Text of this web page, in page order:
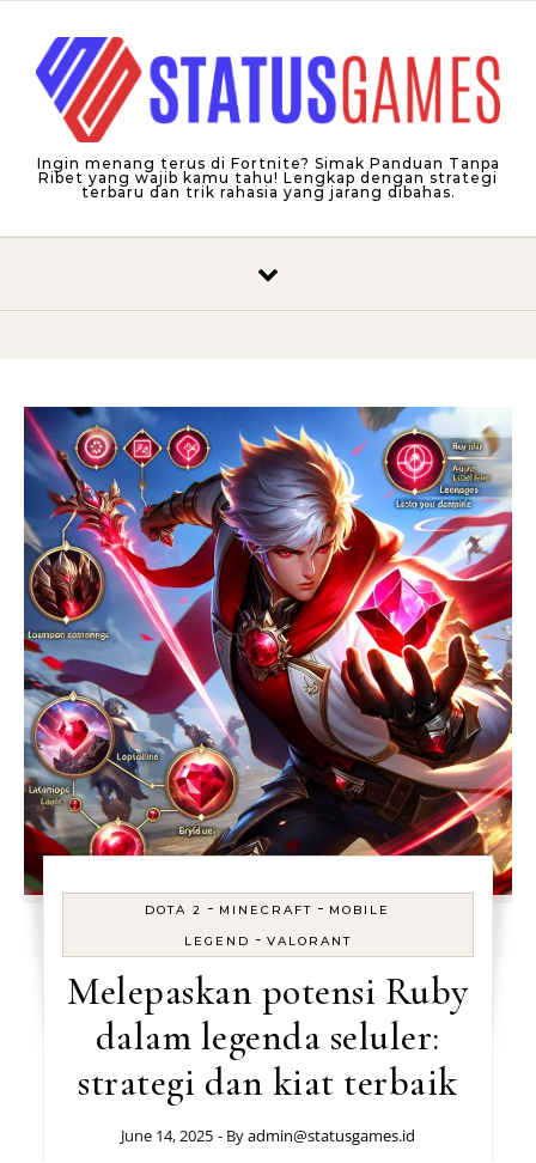
Ingin menang terus di Fortnite? Simak Panduan Tanpa
Ribet yang wajib kamu tahu! Lengkap dengan strategi
terbaru dan trik rahasia yang jarang dibahas.
DOTA 2 - MINECRAFT - MOBILE
LEGEND - VALORANT
Melepaskan potensi Ruby
dalam legenda seluler:
strategi dan kiat terbaik
June 14, 2025 - Byadmin@statusgames.id